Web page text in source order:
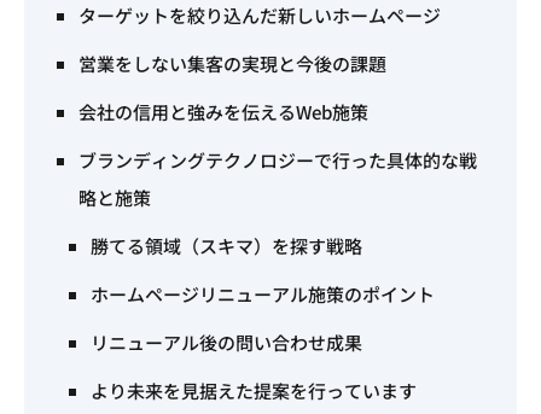
ターゲットを絞り込んだ新しいホームページ
営業をしない集客の実現と今後の課題
会社の信用と強みを伝えるWeb施策
ブランディングテクノロジーで行った具体的な戦
略と施策
勝てる領域（スキマ）を探す戦略
ホームページリニューアル施策のポイント
リニューアル後の問い合わせ成果
より未来を見据えた提案を行っています